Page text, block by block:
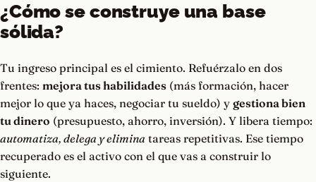
¿Cómo se construye una base
sólida?
Tu ingreso principal es el cimiento. Refuérzalo en dos
frentes: mejora tus habilidades (más formación, hacer
mejor lo que ya haces, negociar tu sueldo) y gestiona bien
tu dinero (presupuesto, ahorro, inversión). Y libera tiempo:
automatiza, delega y elimina tareas repetitivas. Ese tiempo
recuperado es el activo con el que vas a construir lo
siguiente.